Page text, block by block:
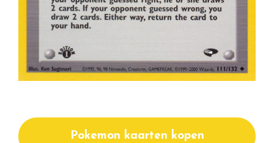
Pokemon kaarten kopen